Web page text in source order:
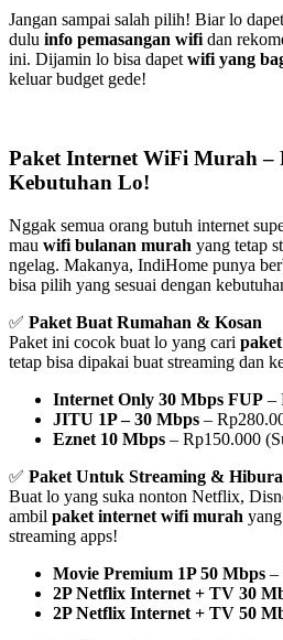
Jangan sampai salah pilih! Biar lo
dulu info pemasangan wifi dan
ini. Dijamin lo bisa dapet wifi yang
keluar budget gede!
Paket Internet WiFi Murah –
Kebutuhan Lo!
Nggak semua orang butuh internet
mau wifi bulanan murah yang tetap
ngelag. Makanya, IndiHome punya
bisa pilih yang sesuai dengan
✅ Paket Buat Rumahan & Kosan
Paket ini cocok buat lo yang cari
tetap bisa dipakai buat streaming dan
Internet Only 30 Mbps FUP –
JITU 1P – 30 Mbps –
Eznet 10 Mbps – Rp150.000
✅ Paket Untuk Streaming &
Buat lo yang suka nonton Netflix,
ambil paket internet wifi murah
streaming apps!
Movie Premium 1P 50 Mbps –
2P Netflix Internet + TV 30
2P Netflix Internet + TV 50